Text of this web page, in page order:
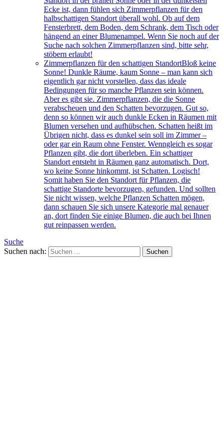
Ecke ist, dann fühlen sich Zimmerpflanzen für den
halbschattigen Standort überall wohl. Ob auf dem
Fensterbrett, dem Boden, dem Schrank, dem Tisch oder
hängend an einer Blumenampel. Wenn Sie noch auf der
Suche nach solchen Zimmerpflanzen sind, bitte sehr,
stöbern erlaubt!
Zimmerpflanzen für den schattigen StandortBloß keine
Sonne! Dunkle Räume, kaum Sonne – man kann sich
eigentlich gar nicht vorstellen, dass das ideale
Bedingungen für so manche Pflanzen sein können.
Aber es gibt sie. Zimmerpflanzen, die die Sonne
verabscheuen und den Schatten bevorzugen. Gut so,
denn so können wir auch dunkle Ecken in Räumen mit
Blumen versehen und aufhübschen. Schatten heißt im
Übrigen nicht, dass es dunkel sein soll im Zimmer –
oder gar ein Raum ohne Fenster. Wenngleich es sogar
Pflanzen gibt, die dort überleben. Ein schattiger
Standort entsteht in Räumen ganz automatisch. Dort,
wo keine Sonne hinkommt, ist Schatten. Logisch!
Somit haben Sie den Standort für Pflanzen, die
schattige Standorte bevorzugen, gefunden. Und sollten
Sie nicht wissen, welche Pflanzen Schatten mögen,
dann schauen Sie sich unsere Kategorie mal genauer
an, dort finden Sie einige Blumen, die auch bei Ihnen
gut reinpassen werden.
Suche
Suchen nach: